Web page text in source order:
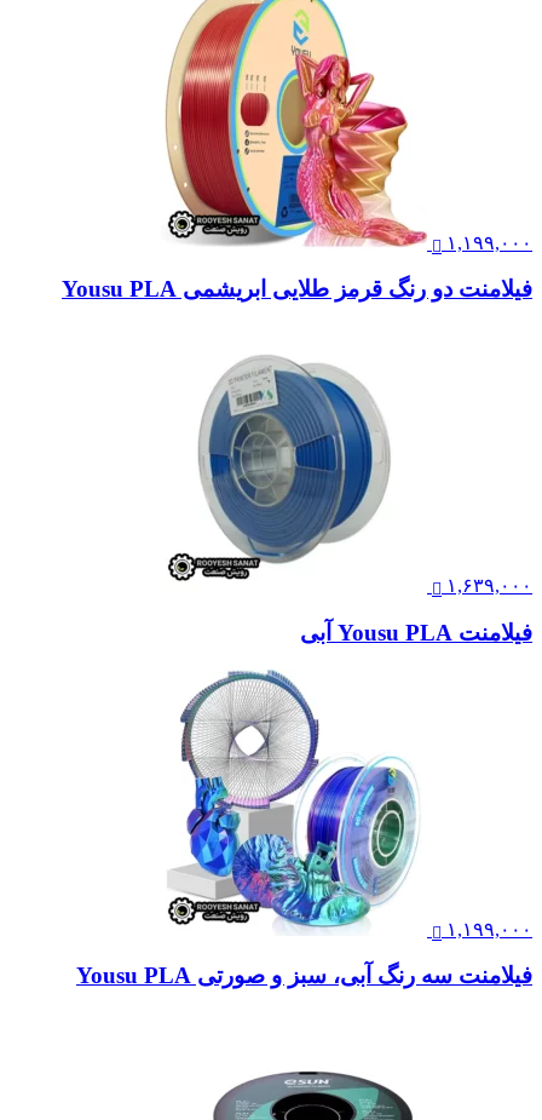
۱,۱۹۹,۰۰۰
فیلامنت دو رنگ قرمز طلایی ابریشمی Yousu PLA
۱,۶۳۹,۰۰۰
فیلامنت Yousu PLA آبی
۱,۱۹۹,۰۰۰
فیلامنت سه رنگ آبی، سبز و صورتی Yousu PLA